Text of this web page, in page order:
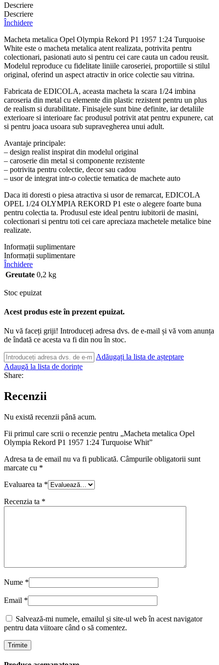
Descriere
Descriere
Închidere
Macheta metalica Opel Olympia Rekord P1 1957 1:24 Turquoise
White este o macheta metalica atent realizata, potrivita pentru
colectionari, pasionati auto si pentru cei care cauta un cadou reusit.
Modelul reproduce cu fidelitate liniile caroseriei, proportiile si stilul
original, oferind un aspect atractiv in orice colectie sau vitrina.
Fabricata de EDICOLA, aceasta macheta la scara 1/24 imbina
caroseria din metal cu elemente din plastic rezistent pentru un plus
de realism si durabilitate. Finisajele sunt bine definite, iar detaliile
exterioare si interioare fac produsul potrivit atat pentru expunere, cat
si pentru joaca usoara sub supravegherea unui adult.
Avantaje principale:
– design realist inspirat din modelul original
– caroserie din metal si componente rezistente
– potrivita pentru colectie, decor sau cadou
– usor de integrat intr-o colectie tematica de machete auto
Daca iti doresti o piesa atractiva si usor de remarcat, EDICOLA
OPEL 1/24 OLYMPIA REKORD P1 este o alegere foarte buna
pentru colectia ta. Produsul este ideal pentru iubitorii de masini,
colectionari si pentru toti cei care apreciaza machetele metalice bine
realizate.
Informații suplimentare
Informații suplimentare
Închidere
Greutate 0,2 kg
Stoc epuizat
Acest produs este în prezent epuizat.
Nu vă faceți griji! Introduceți adresa dvs. de e-mail și vă vom anunța
de îndată ce acesta va fi din nou în stoc.
Adăugați la lista de așteptare
Adaugă la lista de dorințe
Share:
Recenzii
Nu există recenzii până acum.
Fii primul care scrii o recenzie pentru „Macheta metalica Opel
Olympia Rekord P1 1957 1:24 Turquoise Whit”
Adresa ta de email nu va fi publicată. Câmpurile obligatorii sunt
marcate cu *
Evaluarea ta *
Recenzia ta *
Nume *
Email *
Salvează-mi numele, emailul și site-ul web în acest navigator
pentru data viitoare când o să comentez.